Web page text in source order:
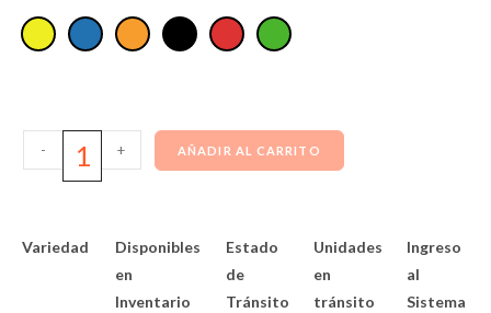
- + AÑADIR AL CARRITO
Variedad
Disponibles
en
Inventario
Estado
de
Tránsito
Unidades
en
tránsito
Ingreso
al
Sistema